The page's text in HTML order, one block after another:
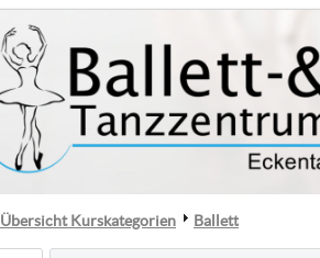
Übersicht Kurskategorien Ballett